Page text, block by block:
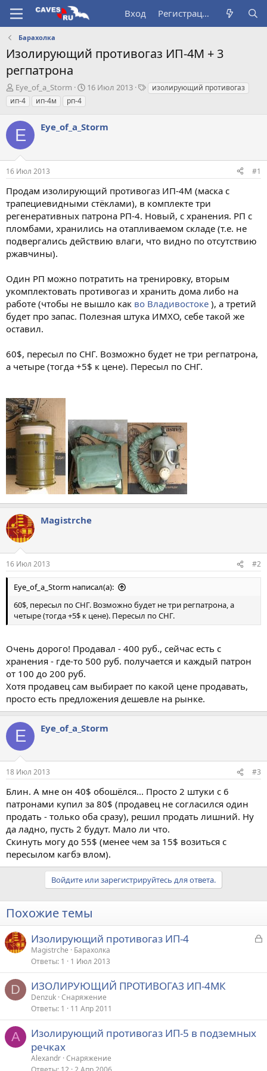
Вход Регистрация
Барахолка
Изолирующий противогаз ИП-4М + 3
регпатрона
А
в
т
о
р
т
е
м
ы
Eye_of_a_Storm
Д
н
а
16 Июл 2013
Тизолирующий противогаз
ип-4
ип-4м рп-4
E Eye_of_a_Storm
16 Июл 2013 #1
Продам изолирующий противогаз ИП-4М (маска с
трапециевидными стёклами), в комплекте три
регенеративных патрона РП-4. Новый, с хранения. РП с
пломбами, хранились на отапливаемом складе (т.е. не
подвергались действию влаги, что видно по отсутствию
ржавчины).
Один РП можно потратить на тренировку, вторым
укомплектовать противогаз и хранить дома либо на
работе (чтобы не вышло как во Владивостоке ), а третий
будет про запас. Полезная штука ИМХО, себе такой же
оставил.
60$, пересыл по СНГ. Возможно будет не три регпатрона,
а четыре (тогда +5$ к цене). Пересыл по СНГ.
Magistrche
16 Июл 2013 #2
Eye_of_a_Storm написал(а):
60$, пересыл по СНГ. Возможно будет не три регпатрона, а
четыре (тогда +5$ к цене). Пересыл по СНГ.
Очень дорого! Продавал - 400 руб., сейчас есть с
хранения - где-то 500 руб. получается и каждый патрон
от 100 до 200 руб.
Хотя продавец сам выбирает по какой цене продавать,
просто есть предложения дешевле на рынке.
E Eye_of_a_Storm
18 Июл 2013 #3
Блин. А мне он 40$ обошёлся... Просто 2 штуки с 6
патронами купил за 80$ (продавец не согласился один
продать - только оба сразу), решил продать лишний. Ну
да ладно, пусть 2 будут. Мало ли что.
Скинуть могу до 55$ (менее чем за 15$ возиться с
пересылом кагбэ влом).
Войдите или зарегистрируйтесь для ответа.
Похожие темы
З
р
Изолирующий противогаз ИП-4
Magistrche
Барахолка
Ответы 1 1 Июл 2013
D ИЗОЛИРУЮЩИЙ ПРОТИВОГАЗ ИП-4МК
Denzuk Снаряжение
Ответы 1 11 Апр 2011
A
Изолирующий противогаз ИП-5 в подземных
речках
Alexandr Снаряжение